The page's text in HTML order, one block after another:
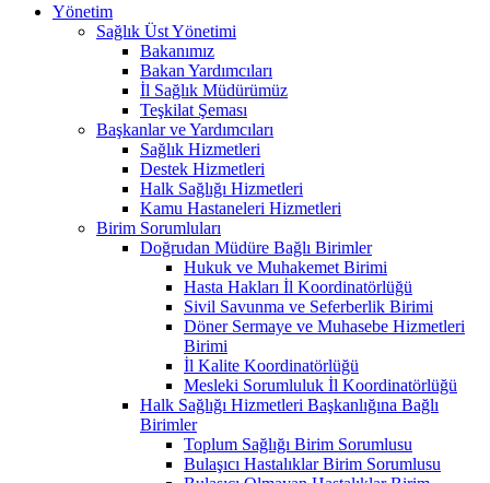
Yönetim
Sağlık Üst Yönetimi
Bakanımız
Bakan Yardımcıları
İl Sağlık Müdürümüz
Teşkilat Şeması
Başkanlar ve Yardımcıları
Sağlık Hizmetleri
Destek Hizmetleri
Halk Sağlığı Hizmetleri
Kamu Hastaneleri Hizmetleri
Birim Sorumluları
Doğrudan Müdüre Bağlı Birimler
Hukuk ve Muhakemet Birimi
Hasta Hakları İl Koordinatörlüğü
Sivil Savunma ve Seferberlik Birimi
Döner Sermaye ve Muhasebe Hizmetleri
Birimi
İl Kalite Koordinatörlüğü
Mesleki Sorumluluk İl Koordinatörlüğü
Halk Sağlığı Hizmetleri Başkanlığına Bağlı
Birimler
Toplum Sağlığı Birim Sorumlusu
Bulaşıcı Hastalıklar Birim Sorumlusu